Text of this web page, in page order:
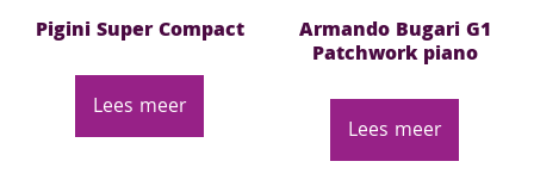
Pigini Super Compact
Lees meer
Armando Bugari G1
Patchwork piano
Lees meer